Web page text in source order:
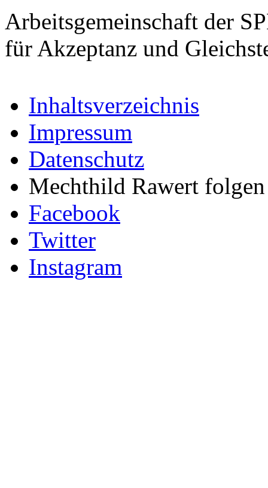
Arbeitsgemeinschaft der
für Akzeptanz und
Inhaltsverzeichnis
Impressum
Datenschutz
Mechthild Rawert
Facebook
Twitter
Instagram